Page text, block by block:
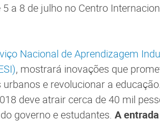
5 a 8 de julho no Centro
Nacional de Aprendizagem
, mostrará inovações que
e revolucionar a
deve atrair cerca de 40 mil
governo e estudantes. A